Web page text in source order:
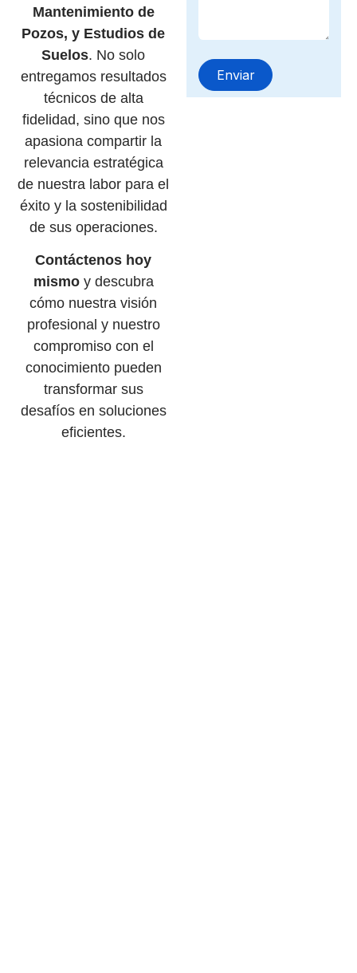
Mantenimiento de
Pozos, y Estudios de
Suelos. No solo
entregamos resultados
técnicos de alta
fidelidad, sino que nos
apasiona compartir la
relevancia estratégica
de nuestra labor para el
éxito y la sostenibilidad
de sus operaciones.
Contáctenos hoy
mismoy descubra
cómo nuestra visión
profesional y nuestro
compromiso con el
conocimiento pueden
transformar sus
desafíos en soluciones
eficientes.